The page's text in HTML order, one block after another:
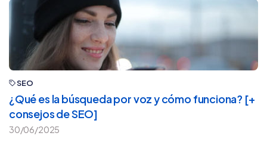
SEO
¿Qué es la búsqueda por voz y cómo funciona? [+
consejos de SEO]
30/06/2025